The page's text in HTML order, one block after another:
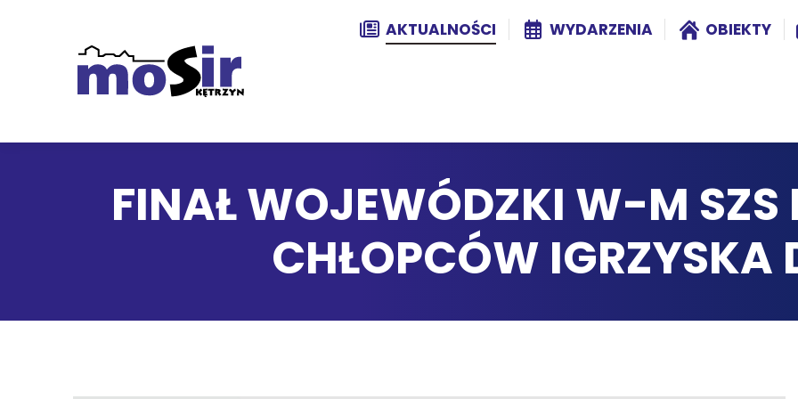
AKTUALNOŚCI WYDARZENIA OBIEKTY
FINAŁ WOJEWÓDZKI W-M SZS
CHŁOPCÓW IGRZYSKA